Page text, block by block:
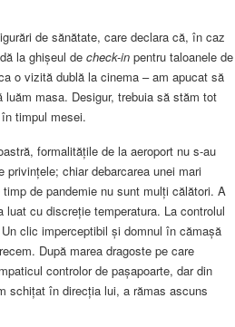
de sănătate, care declara că, în caz
la ghișeul decheck-in pentru taloanele de
o vizită dublă la cinema – am apucat să
masa. Desigur, trebuia să stăm tot
timpul mesei.
formalitățile de la aeroport nu s-au
chiar debarcarea unei mari
de pandemie nu sunt mulți călători. A
cu discreție temperatura. La controlul
clic imperceptibil și domnul în cămașă
După marea dragoste pe care
controlor de pașapoarte, dar din
schițat în direcția lui, a rămas ascuns